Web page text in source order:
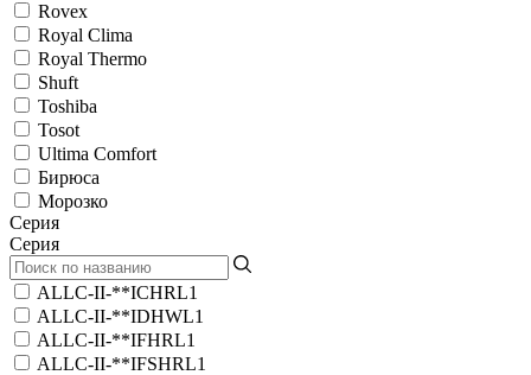
Rovex
Royal Clima
Royal Thermo
Shuft
Toshiba
Tosot
Ultima Comfort
Бирюса
Морозко
Серия
Серия
ALLC-II-**ICHRL1
ALLC-II-**IDHWL1
ALLC-II-**IFHRL1
ALLC-II-**IFSHRL1